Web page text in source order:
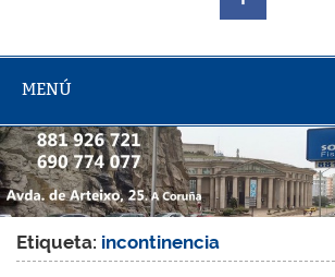
MENÚ
Etiqueta: incontinencia